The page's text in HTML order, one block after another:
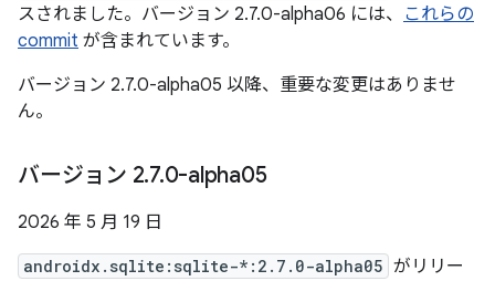
スされました。バージョン 2.7.0-alpha06 には、 これらの
commit が含まれています。
バージョン 2.7.0-alpha05 以降、重要な変更はありませ
ん。
バージョン 2.7.0-alpha05
2026 年 5 月 19 日
androidx.sqlite:sqlite-*:2.7.0-alpha05 がリリー